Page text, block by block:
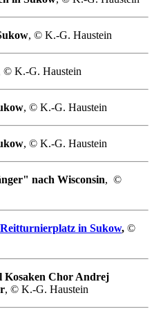
, © K.-G. Haustein
© K.-G. Haustein
, © K.-G. Haustein
, © K.-G. Haustein
nach Wisconsin, ©
in Sukow, ©
Kosaken Chor Andrej
, © K.-G. Haustein